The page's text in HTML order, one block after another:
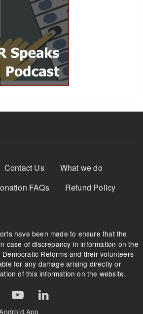
Contact Us
What we do
FAQs
Refund Policy
have been made to ensure that the
case of discrepancy in information on the
Reforms and their volunteers
for any damage arising directly or
of this information on the website.
App